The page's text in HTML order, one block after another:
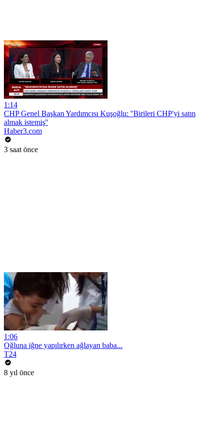
1:14
CHP Genel Başkan Yardımcısı Kuşoğlu: ''Birileri CHP'yi satın
almak istemiş''
Haber3.com
3 saat önce
1:06
Oğluna iğne yapılırken ağlayan baba...
T24
8 yıl önce